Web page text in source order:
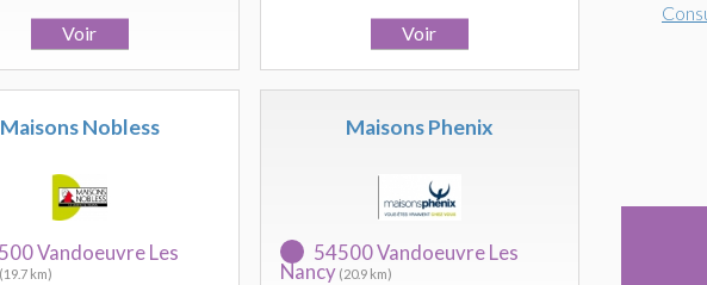
Maisons Nobless
Vandoeuvre Les
(19.7 km)
Maisons Phenix
54500 Vandoeuvre Les
Nancy (20.9 km)